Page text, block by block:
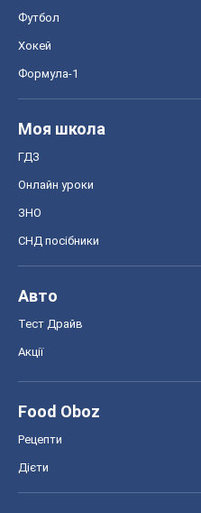
Футбол
Хокей
Формула-1
Моя школа
ГДЗ
Онлайн уроки
ЗНО
СНД посібники
Авто
Тест Драйв
Акції
Food Oboz
Рецепти
Дієти